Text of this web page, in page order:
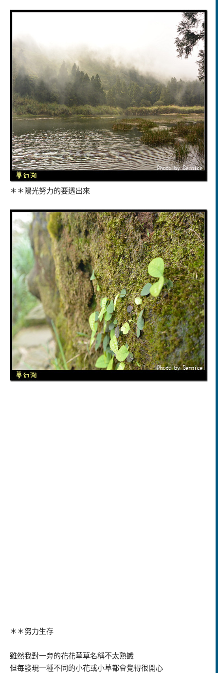
＊＊陽光努力的要透出來
＊＊努力生存
雖然我對一旁的花花草草名稱不太熟識
但每發現一種不同的小花或小草都會覺得很開心